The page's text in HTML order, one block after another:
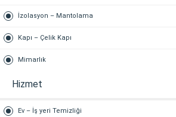
İzolasyon – Mantolama
Kapı – Çelik Kapı
Mimarlık
Hizmet
Ev – İş yeri Temizliği